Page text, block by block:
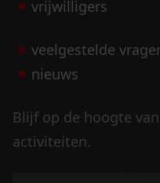
vrijwilligers
veelgestelde
nieuws
Blijf op de hoogte
activiteiten.